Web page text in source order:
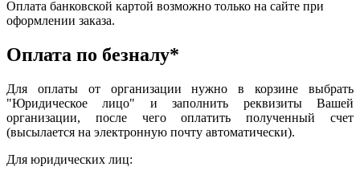
Оплата банковской картой возможно только на сайте при
оформлении заказа.
Оплата по безналу*
Для оплаты от организации нужно в корзине выбрать
"Юридическое лицо" и заполнить реквизиты Вашей
организации, после чего оплатить полученный счет
(высылается на электронную почту автоматически).
Для юридических лиц: